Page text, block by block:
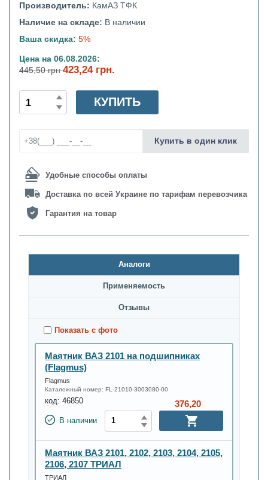
Производитель: КамАЗ ТФК
Наличие на складе: В наличии
Ваша скидка: 5%
Цена на 06.08.2026:
445,50 грн423,24 грн.
Удобные способы оплаты
Доставка по всей Украине по тарифам перевозчика
Гарантия на товар
КУПИТЬ
Купить в один клик
Аналоги
Применяемость
Oтзывы
Показать с фото
Маятник ВАЗ 2101 на подшипниках
(Flagmus)
Flagmus
Каталожный номер: FL-21010-3003080-00
код: 46850
В наличии
376,20
Маятник ВАЗ 2101, 2102, 2103, 2104, 2105,
2106, 2107 ТРИАЛ
ТРИАЛ